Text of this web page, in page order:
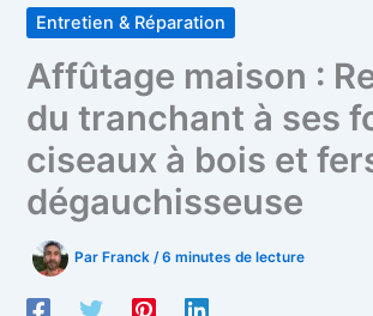
Entretien & Réparation
Affûtage maison :
du tranchant à ses
ciseaux à bois et
dégauchisseuse
Par Franck/6 minutes de lecture